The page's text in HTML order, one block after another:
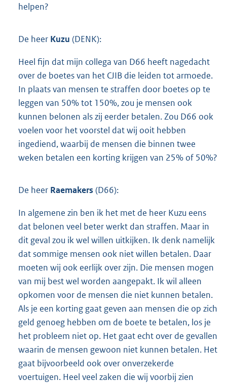
helpen?
De heer Kuzu (DENK):
Heel fijn dat mijn collega van D66 heeft nagedacht
over de boetes van het CJIB die leiden tot armoede.
In plaats van mensen te straffen door boetes op te
leggen van 50% tot 150%, zou je mensen ook
kunnen belonen als zij eerder betalen. Zou D66 ook
voelen voor het voorstel dat wij ooit hebben
ingediend, waarbij de mensen die binnen twee
weken betalen een korting krijgen van 25% of 50%?
De heer Raemakers (D66):
In algemene zin ben ik het met de heer Kuzu eens
dat belonen veel beter werkt dan straffen. Maar in
dit geval zou ik wel willen uitkijken. Ik denk namelijk
dat sommige mensen ook niet willen betalen. Daar
moeten wij ook eerlijk over zijn. Die mensen mogen
van mij best wel worden aangepakt. Ik wil alleen
opkomen voor de mensen die niet kunnen betalen.
Als je een korting gaat geven aan mensen die op zich
geld genoeg hebben om de boete te betalen, los je
het probleem niet op. Het gaat echt over de gevallen
waarin de mensen gewoon niet kunnen betalen. Het
gaat bijvoorbeeld ook over onverzekerde
voertuigen. Heel veel zaken die wij voorbij zien